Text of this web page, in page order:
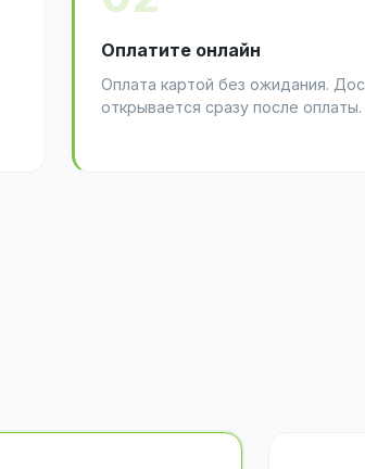
Оплатите онлайн
Оплата картой без ожидания.
открывается сразу после оплаты.